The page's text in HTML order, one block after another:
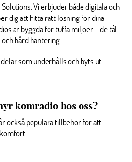
Vi erbjuder både digitala och
dig att hitta rätt lösning för dina
är byggda för tuffa miljöer – de tål
hård hantering.
som underhålls och byts ut
komradio hos oss?
också populära tillbehör för att